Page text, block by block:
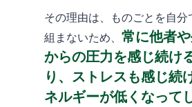
その理由は、ものごとを自分
組まないため、 常に他者
からの圧力を感じ続け
り、ストレスも感じ続
ネルギーが低くなって